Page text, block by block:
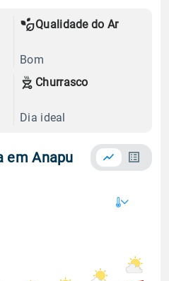
Qualidade do Ar
Bom
Churrasco
Dia ideal
em Anapu